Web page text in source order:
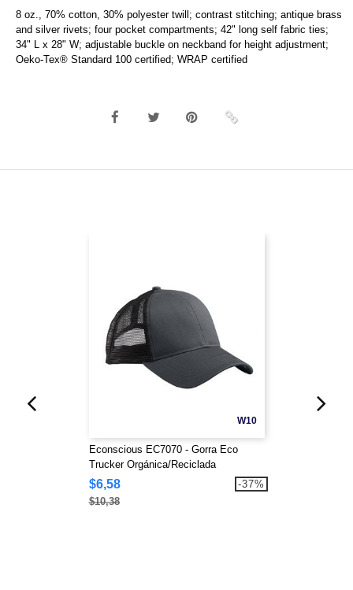
8 oz., 70% cotton, 30% polyester twill; contrast stitching; antique brass
and silver rivets; four pocket compartments; 42" long self fabric ties;
34" L x 28" W; adjustable buckle on neckband for height adjustment;
Oeko-Tex® Standard 100 certified; WRAP certified
W10
Econscious EC7070 - Gorra Eco
Trucker Orgánica/Reciclada
$6,58
$10,38
-37%